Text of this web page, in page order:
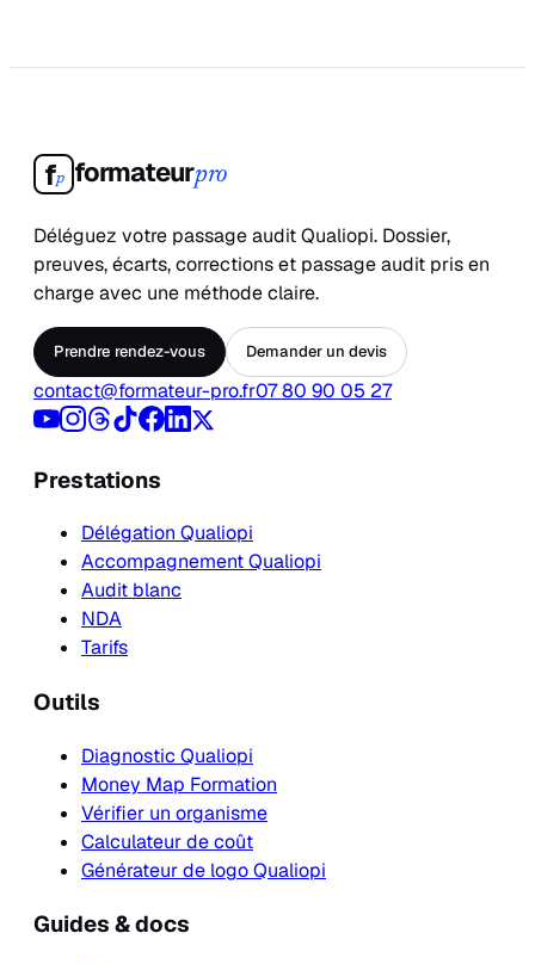
fp formateurpro
Déléguez votre passage audit Qualiopi. Dossier,
preuves, écarts, corrections et passage audit pris en
charge avec une méthode claire.
Prendre rendez-vous Demander un devis
contact@formateur-pro.fr07 80 90 05 27
Prestations
Délégation Qualiopi
Accompagnement Qualiopi
Audit blanc
NDA
Tarifs
Outils
Diagnostic Qualiopi
Money Map Formation
Vérifier un organisme
Calculateur de coût
Générateur de logo Qualiopi
Guides & docs